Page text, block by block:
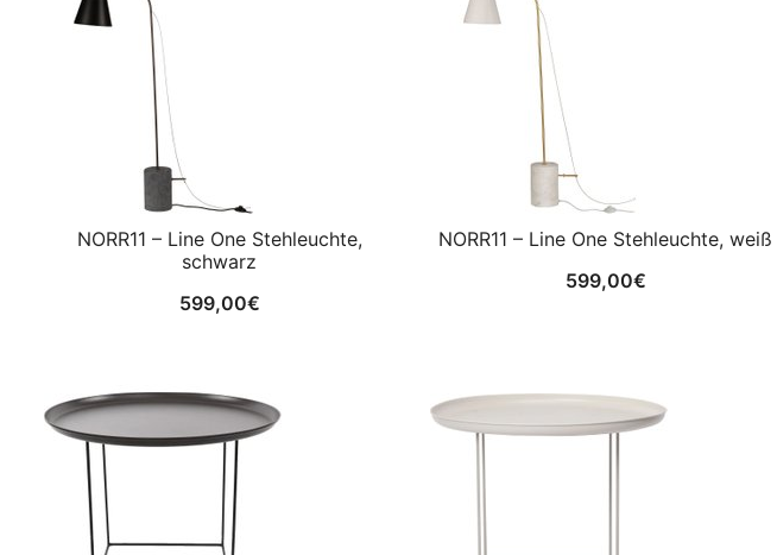
NORR11 – Line One Stehleuchte,
schwarz
599,00€
NORR11 – Line One Stehleuchte, weiß
599,00€